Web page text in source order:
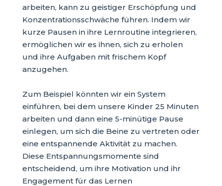
arbeiten, kann zu geistiger Erschöpfung und
Konzentrationsschwäche führen. Indem wir
kurze Pausen in ihre Lernroutine integrieren,
ermöglichen wir es ihnen, sich zu erholen
und ihre Aufgaben mit frischem Kopf
anzugehen.
Zum Beispiel könnten wir ein System
einführen, bei dem unsere Kinder 25 Minuten
arbeiten und dann eine 5-minütige Pause
einlegen, um sich die Beine zu vertreten oder
eine entspannende Aktivität zu machen.
Diese Entspannungsmomente sind
entscheidend, um ihre Motivation und ihr
Engagement für das Lernen